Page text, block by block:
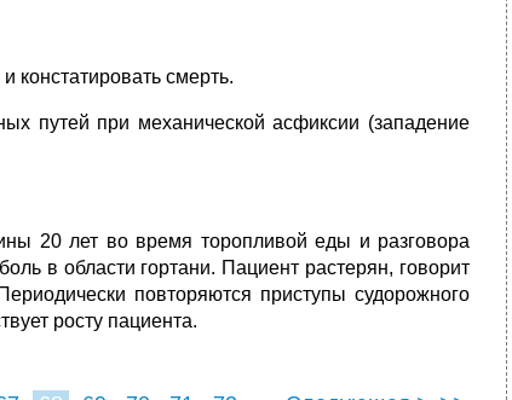
констатировать смерть.
путей при механической асфиксии (западение
20 лет во время торопливой еды и разговора
в области гортани. Пациент растерян, говорит
повторяются приступы судорожного
росту пациента.